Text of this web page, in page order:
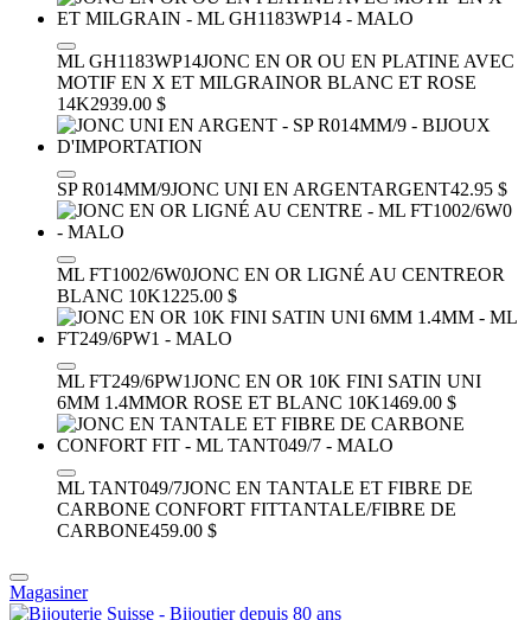
ML GH1183WP14JONC EN OR OU EN PLATINE AVEC
MOTIF EN X ET MILGRAINOR BLANC ET ROSE
14K2939.00 $
SP R014MM/9JONC UNI EN ARGENTARGENT42.95 $
ML FT1002/6W0JONC EN OR LIGNÉ AU CENTREOR
BLANC 10K1225.00 $
ML FT249/6PW1JONC EN OR 10K FINI SATIN UNI
6MM 1.4MMOR ROSE ET BLANC 10K1469.00 $
ML TANT049/7JONC EN TANTALE ET FIBRE DE
CARBONE CONFORT FITTANTALE/FIBRE DE
CARBONE459.00 $
Magasiner